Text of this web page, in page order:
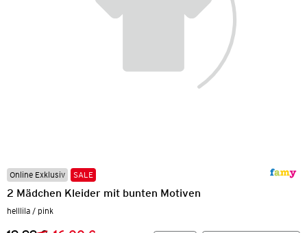
Online Exklusiv SALE
2 Mädchen Kleider mit bunten Motiven
helllila / pink